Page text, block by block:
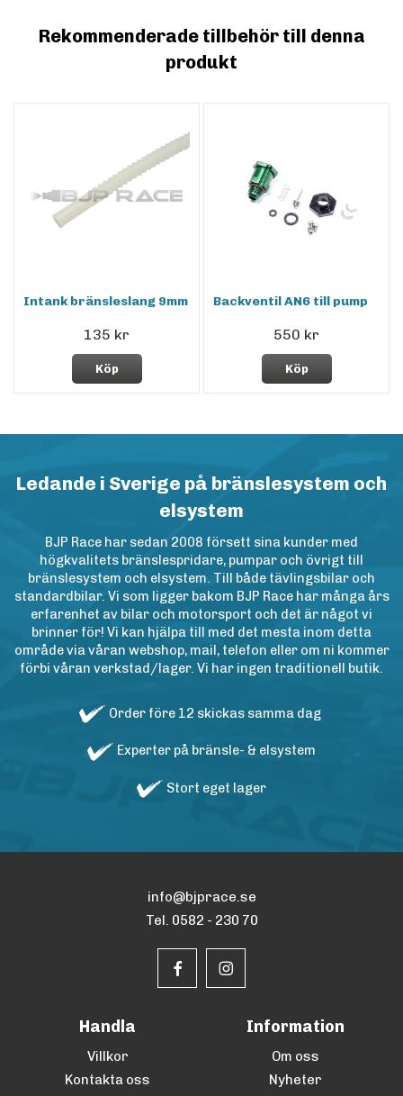
Rekommenderade tillbehör till denna
produkt
Intank bränsleslang 9mm
135 kr
Köp
Backventil AN6 till pump
550 kr
Köp
Ledande i Sverige på bränslesystem och
elsystem
BJP Race har sedan 2008 försett sina kunder med
högkvalitets bränslespridare, pumpar och övrigt till
bränslesystem och elsystem. Till både tävlingsbilar och
standardbilar. Vi som ligger bakom BJP Race har många års
erfarenhet av bilar och motorsport och det är något vi
brinner för! Vi kan hjälpa till med det mesta inom detta
område via våran webshop, mail, telefon eller om ni kommer
förbi våran verkstad/lager. Vi har ingen traditionell butik.
Order före 12 skickas samma dag
Experter på bränsle- & elsystem
Stort eget lager
info@bjprace.se
Tel. 0582 - 230 70
Handla
Villkor
Kontakta oss
Information
Om oss
Nyheter